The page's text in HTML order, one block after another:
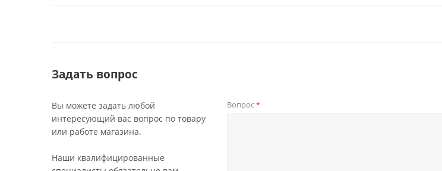
Задать вопрос
Вы можете задать любой
интересующий вас вопрос по товару
или работе магазина.
Наши квалифицированные
Вопрос*